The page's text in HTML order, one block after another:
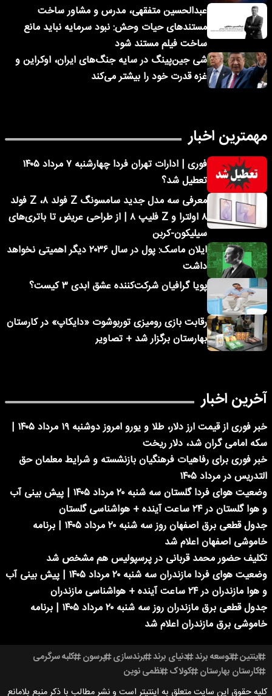
عبدالحسین متفقهی، مدرس و مشاور ساخت
مستندهای حیات وحش: نبود سرمایه نباید مانع
ساخت فیلم مستند شود
شی جین‌پینگ در سایه جنگ‌های ایران، اوکراین و
غزه قدرت خود را بیشتر می‌کند
مهمترین اخبار
فوری | ادارات تهران فردا چهارشنبه ۷ مرداد ۱۴۰۵
تعطیل شد؟
معرفی سه مدل جدید سامسونگ Z فولد ۸، Z فولد
۸ اولترا و Z فلیپ ۸ | از طراحی عریض تا باتری‌های
سیلیکون-کربن
ایلان ماسک: پول در سال ۲۰۳۶ دیگر اهمیتی نخواهد
داشت
پویا گرافیان شرکت‌کننده عشق ابدی ۳ کیست؟
رقابت بازی رومیزی توربوشوت «دایکاپ» در کارستان
بهارستان برگزار شد + تصاویر
آخرین اخبار
خبر فوری از قیمت ارز دلار، طلا و یورو امروز دوشنبه ۱۹ مرداد ۱۴۰۵ |
سکه امامی گران شد، دلار ریخت
خبر فوری برای رفاهیات فرهنگیان بازنشسته و شرایط معلمان حق
التدریس در مرداد ۱۴۰۵
وضعیت هوای فردا گلستان سه شنبه ۲۰ مرداد ۱۴۰۵ | پیش بینی آب
و هوا گلستان در ۲۴ ساعت آینده + هواشناسی گلستان
جدول قطعی برق اصفهان روز سه شنبه ۲۰ مرداد ۱۴۰۵ | برنامه
خاموشی اصفهان اعلام شد
تکلیف حضور محمد قربانی در پرسپولیس هم مشخص شد
وضعیت هوای فردا مازندران سه شنبه ۲۰ مرداد ۱۴۰۵ | پیش بینی آب
و هوا مازندران در ۲۴ ساعت آینده + هواشناسی مازندران
جدول قطعی برق مازندران روز سه شنبه ۲۰ مرداد ۱۴۰۵ | برنامه
خاموشی برق مازندران اعلام شد
اینتین توسعه برند دنیای برند برندسازی پرسون کلبه سرگرمی
کارستان بهارستان کولاک نظمی نوین
کلیه حقوق این سایت متعلق به اینتیتر است و نشر مطالب با ذکر منبع بلامانع